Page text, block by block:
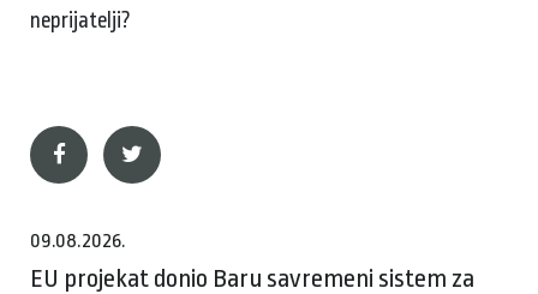
neprijatelji?
09.08.2026.
EU projekat donio Baru savremeni sistem za